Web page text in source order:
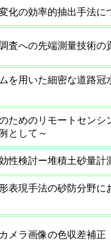
化の効率的抽出手法に
査への先端測量技術の
を用いた細密な道路冠
ためのリモートセンシ
として～
性検討ー堆積土砂量計
表現手法の砂防分野に
メラ画像の色収差補正